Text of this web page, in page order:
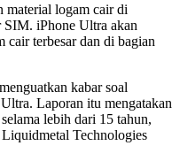
material logam cair di
SIM. iPhone Ultra akan
cair terbesar dan di bagian
kabar soal
Laporan itu mengatakan
lebih dari 15 tahun,
Technologies